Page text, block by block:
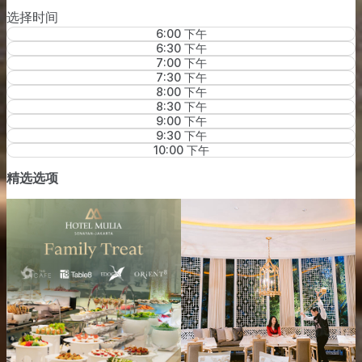
选择时间
6:00 下午
6:30 下午
7:00 下午
7:30 下午
8:00 下午
8:30 下午
9:00 下午
9:30 下午
10:00 下午
精选选项